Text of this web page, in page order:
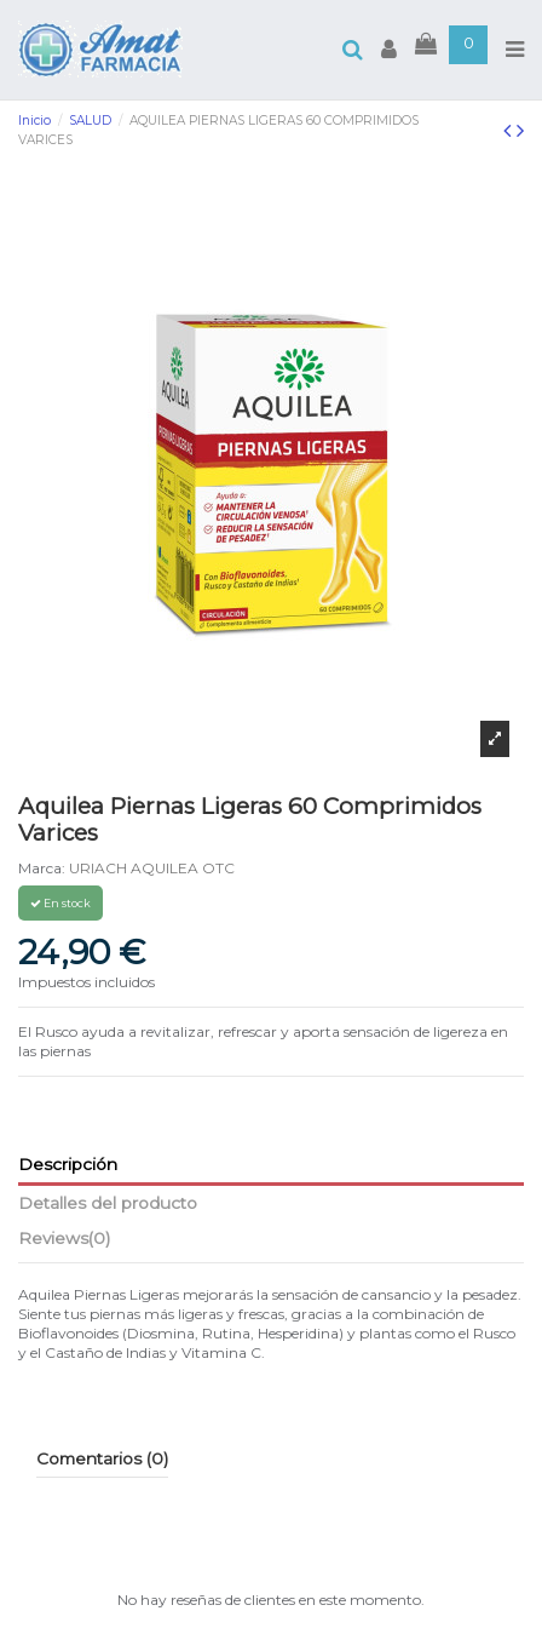
0
Inicio SALUD
AQUILEA PIERNAS LIGERAS 60 COMPRIMIDOS
VARICES
Aquilea Piernas Ligeras 60 Comprimidos
Varices
Marca: URIACH AQUILEA OTC
En stock
24,90 €
Impuestos incluidos
El Rusco ayuda a revitalizar, refrescar y aporta sensación de ligereza en
las piernas
Descripción
Detalles del producto
Reviews(0)
Aquilea Piernas Ligeras mejorarás la sensación de cansancio y la pesadez.
Siente tus piernas más ligeras y frescas, gracias a la combinación de
Bioflavonoides (Diosmina, Rutina, Hesperidina) y plantas como el Rusco
y el Castaño de Indias y Vitamina C.
Comentarios (0)
No hay reseñas de clientes en este momento.